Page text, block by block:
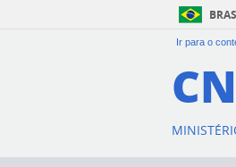
Ir para o